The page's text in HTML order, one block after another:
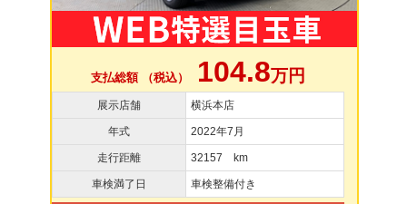
支払総額 （税込） 104.8万円
展示店舗 横浜本店
年式 2022年7月
走行距離 32157 km
車検満了日 車検整備付き